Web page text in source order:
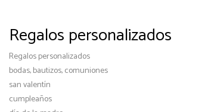
Regalos personalizados
Regalos personalizados
bodas, bautizos, comuniones
san valentín
cumpleaños